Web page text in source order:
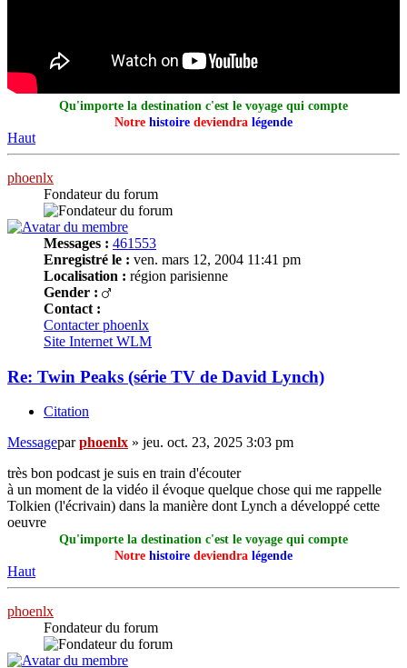
Qu'importe la destination c'est le voyage qui compte
Notre histoire deviendra légende
Haut
phoenlx
Fondateur du forum
Messages : 461553
Enregistré le : ven. mars 12, 2004 11:41 pm
Localisation : région parisienne
Gender :
Contact :
Contacter phoenlx
Site Internet WLM
Re: Twin Peaks (série TV de David Lynch)
Citation
Messageparphoenlx » jeu. oct. 23, 2025 3:03 pm
très bon podcast je suis en train d'écouter
à un moment de la vidéo il évoque quelque chose qui me rappelle
Tolkien (l'écrivain) dans la manière dont Lynch a développé cette
oeuvre
Qu'importe la destination c'est le voyage qui compte
Notre histoire deviendra légende
Haut
phoenlx
Fondateur du forum